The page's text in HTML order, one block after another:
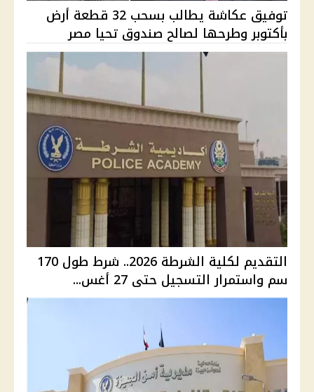
توفيق عكاشة يطالب بسحب 32 قطعة أرض
بأكتوبر وطرحها لصالح صندوق تحيا مصر
التقديم لكلية الشرطة 2026.. شرط طول 170
سم واستمرار التسجيل حتى 27 أغس...